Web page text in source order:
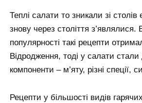
Теплі салати то зникали зі столів
знову через століття з’являлися.
популярності такі рецепти
Відродження, тоді у салати стали
компоненти – м’яту, різні спеції,
Рецепти у більшості видів